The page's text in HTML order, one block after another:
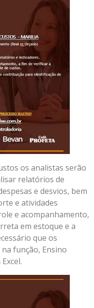
os analistas serão
relatórios de
e desvios, bem
e atividades
e acompanhamento,
em estoque e a
que os
função, Ensino